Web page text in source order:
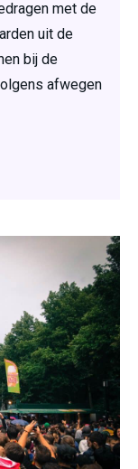
met de
uit de
bij de
afwegen